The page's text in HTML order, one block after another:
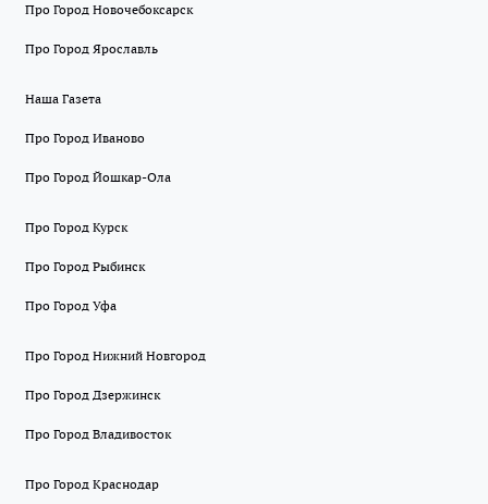
Про Город Новочебоксарск
Про Город Ярославль
Наша Газета
Про Город Иваново
Про Город Йошкар-Ола
Про Город Курск
Про Город Рыбинск
Про Город Уфа
Про Город Нижний Новгород
Про Город Дзержинск
Про Город Владивосток
Про Город Краснодар